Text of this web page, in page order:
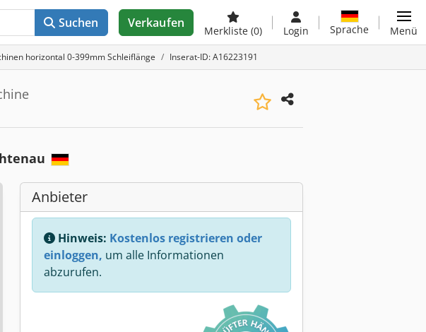
Suchen Verkaufen
Merkliste (0) Login Sprache Menü
horizontal 0-399mm Schleiflänge Inserat-ID: A16223191
Anbieter
Hinweis: Kostenlos registrieren oder
einloggen, um alle Informationen
abzurufen.